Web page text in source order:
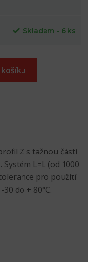
Skladem - 6 ks
Z s tažnou částí
Systém L=L (od 1000
pro použití
do + 80°C.